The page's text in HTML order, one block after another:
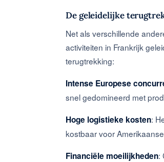
De geleidelijke
Net als verschillende
activiteiten in Frankrijk
terugtrekking:
Intense Europese
snel gedomineerd met
Hoge logistieke kosten:
kostbaar voor
Financiële moeilijkheden: